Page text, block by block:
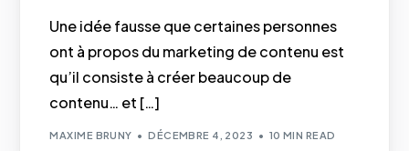
Une idée fausse que certaines personnes
ont à propos du marketing de contenu est
qu’il consiste à créer beaucoup de
contenu… et […]
MAXIME BRUNY DÉCEMBRE 4, 2023 10 MIN READ